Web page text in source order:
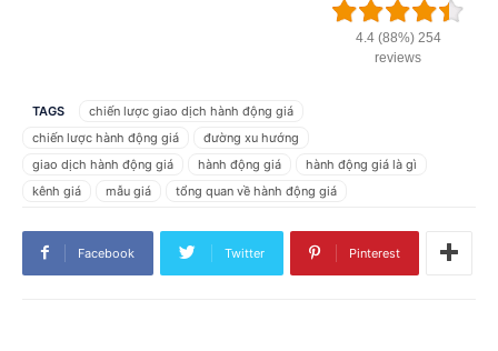
4.4 (88%) 254
reviews
TAGS
chiến lược giao dịch hành động giá
chiến lược hành động giá
đường xu hướng
giao dịch hành động giá
hành động giá
hành động giá là gì
kênh giá
mẫu giá tổng quan về hành động giá
Facebook Twitter Pinterest